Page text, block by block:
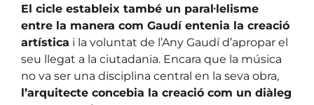
El cicle estableix també un paral·lelisme
entre la manera com Gaudí entenia la creació
artística i la voluntat de l’Any Gaudí d’apropar el
seu llegat a la ciutadania. Encara que la música
no va ser una disciplina central en la seva obra,
l’arquitecte concebia la creació com un diàleg